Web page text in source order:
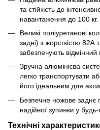
та стійкість до
навантаження до 100 кг.
Великі поліуретанові
задні) з жорсткістю
забезпечують відмінний
Зручна алюмінієва
легко транспортувати
його ідеальним для
Безпечне ножове заднє
надійної зупинки у будь-
Технічні